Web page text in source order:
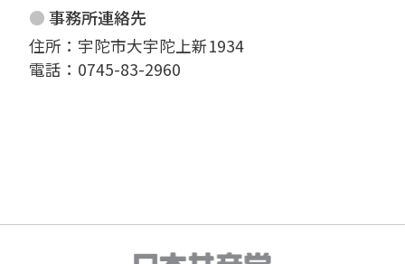
事務所連絡先
住所：宇陀市大宇陀上新1934
電話：0745-83-2960